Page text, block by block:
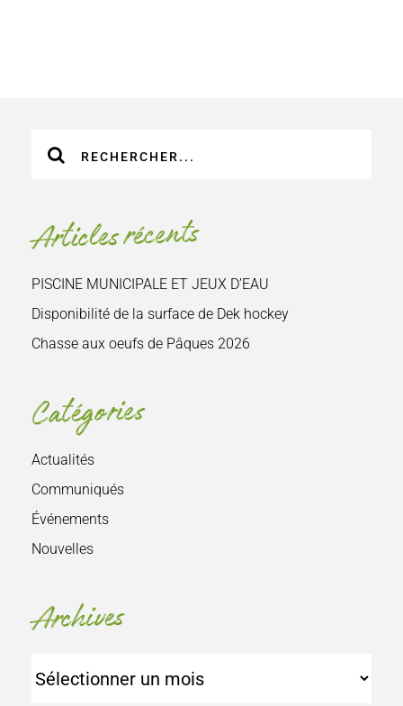
sur
Articles récents
PISCINE MUNICIPALE ET JEUX D’EAU
Disponibilité de la surface de Dek hockey
Chasse aux oeufs de Pâques 2026
Catégories
Actualités
Communiqués
Événements
Nouvelles
Archives